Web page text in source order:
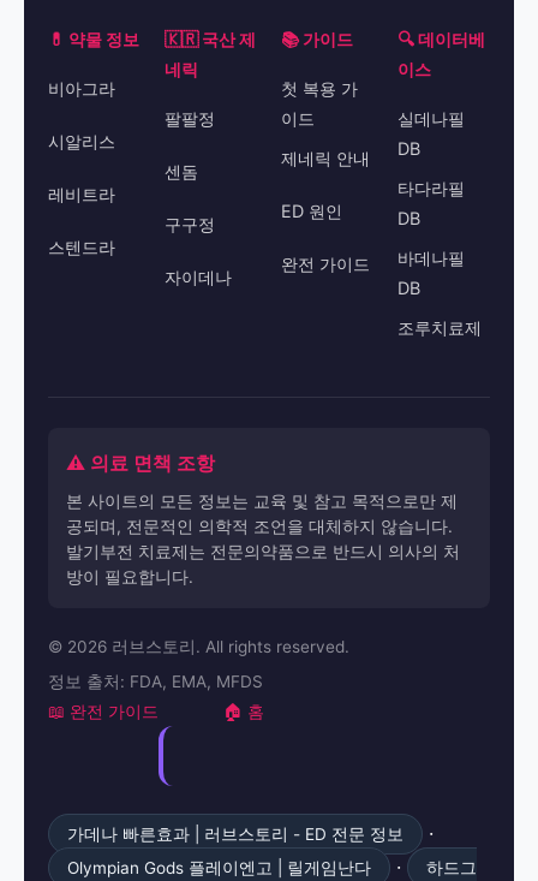
💊 약물 정보
비아그라
시알리스
레비트라
스텐드라
🇰🇷 국산 제
네릭
팔팔정
센돔
구구정
자이데나
📚 가이드
첫 복용 가
이드
제네릭 안내
ED 원인
완전 가이드
🔍 데이터베
이스
실데나필
DB
타다라필
DB
바데나필
DB
조루치료제
⚠️ 의료 면책 조항
본 사이트의 모든 정보는 교육 및 참고 목적으로만 제
공되며, 전문적인 의학적 조언을 대체하지 않습니다.
발기부전 치료제는 전문의약품으로 반드시 의사의 처
방이 필요합니다.
© 2026 러브스토리. All rights reserved.
정보 출처: FDA, EMA, MFDS
📖 완전 가이드 🏠 홈
가데나 빠른효과 | 러브스토리 - ED 전문 정보 ·
Olympian Gods 플레이엔고 | 릴게임난다 · 하드그